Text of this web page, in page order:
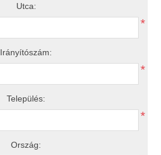
Utca:
*
Irányítószám:
*
Település:
*
Ország: